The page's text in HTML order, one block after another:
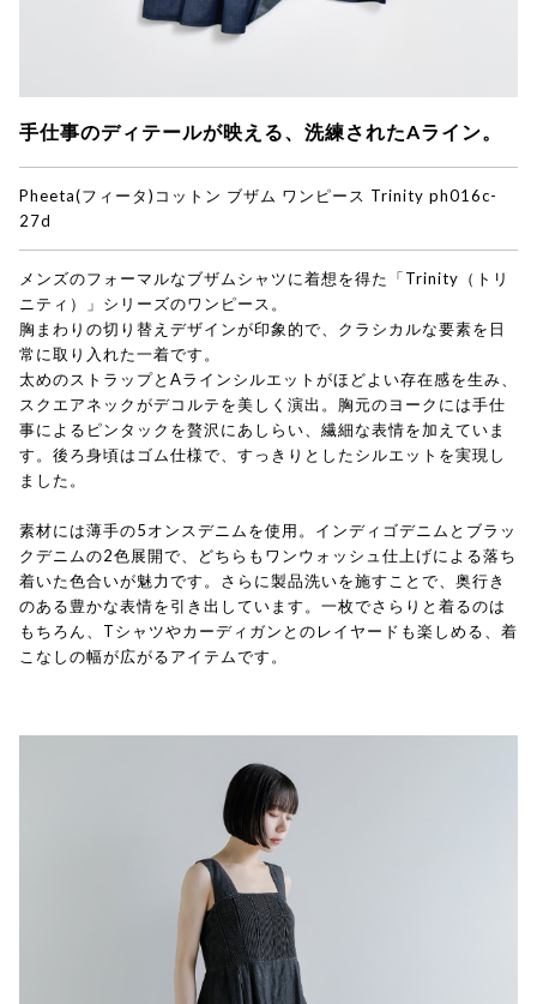
手仕事のディテールが映える、洗練されたAライン。
Pheeta(フィータ) コットン ブザム ワンピース Trinity ph016c-
27d
メンズのフォーマルなブザムシャツに着想を得た「Trinity（トリ
ニティ）」シリーズのワンピース。
胸まわりの切り替えデザインが印象的で、クラシカルな要素を日
常に取り入れた一着です。
太めのストラップとAラインシルエットがほどよい存在感を生み、
スクエアネックがデコルテを美しく演出。胸元のヨークには手仕
事によるピンタックを贅沢にあしらい、繊細な表情を加えていま
す。後ろ身頃はゴム仕様で、すっきりとしたシルエットを実現し
ました。
素材には薄手の5オンスデニムを使用。インディゴデニムとブラッ
クデニムの2色展開で、どちらもワンウォッシュ仕上げによる落ち
着いた色合いが魅力です。さらに製品洗いを施すことで、奥行き
のある豊かな表情を引き出しています。一枚でさらりと着るのは
もちろん、Tシャツやカーディガンとのレイヤードも楽しめる、着
こなしの幅が広がるアイテムです。